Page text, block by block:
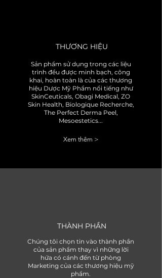
THƯƠNG HIỆU
Sản phẩm sử dụng trong các liệu
trình đều được minh bạch, công
khai, hoàn toàn là của các thương
hiệu Dược Mỹ Phẩm nổi tiếng như
SkinCeuticals, Obagi Medical, ZO
Skin Health, Biologique Recherche,
The Perfect Derma Peel,
Mesoestetics...
Xem thêm >
THÀNH PHẦN
Chúng tôi chọn tin vào thành phần
của sản phẩm thay vì những lời
hứa có cánh đến từ phòng
Marketing của các thương hiệu mỹ
phẩm.